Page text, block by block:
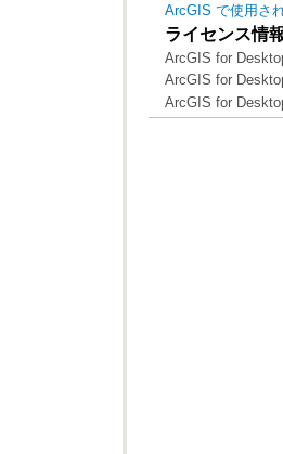
ArcGIS で使用さ
ライセンス情
ArcGIS for
ArcGIS for
ArcGIS for